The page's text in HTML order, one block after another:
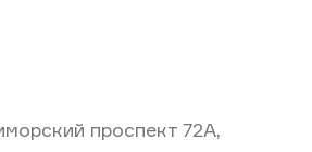
проспект 72А,